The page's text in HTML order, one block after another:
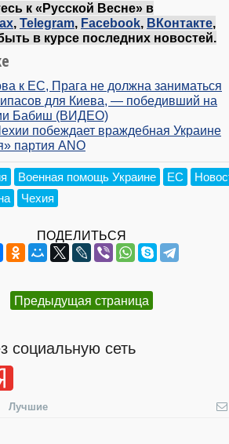
к «Русской Весне» в
, Telegram, Facebook, ВКонтакте,
в курсе последних новостей.
к ЕС, Прага не должна заниматься
для Киева, — победивший на
Бабиш (ВИДЕО)
побеждает враждебная Украине
партия ANO
Военная помощь Украине ЕС
Чехия
ПОДЕЛИТЬСЯ
Предыдущая страница
социальную сеть
Лучшие